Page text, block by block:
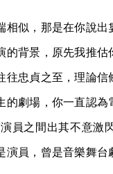
似，那是在你說出
背景，原先我推
忠貞之至，理論
劇場，你一直認為
員之間出其不意激
員，曾是音樂舞台